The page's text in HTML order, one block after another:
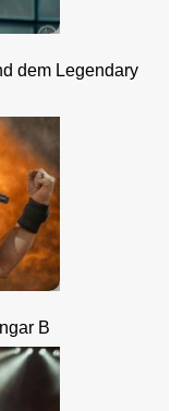
dem Legendary
B